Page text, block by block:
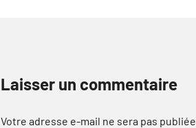
Laisser un commentaire
Votre adresse e-mail ne sera pas publiée.